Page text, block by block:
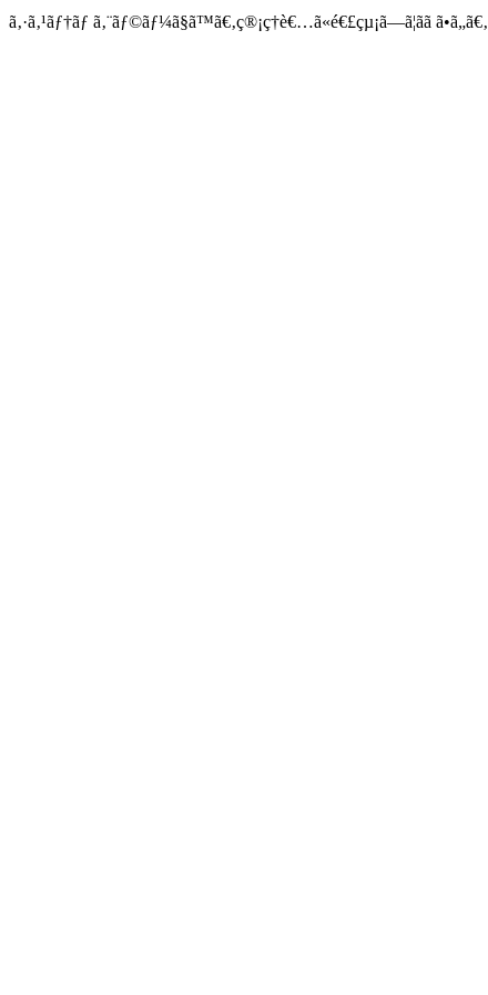
ã‚·ã‚¹ãƒ†ãƒ ã‚¨ãƒ©ãƒ¼ã§ã™ã€‚ç®¡ç†è€…ã«é€£çµ¡ã—ã¦ãã ã•ã„ã€‚